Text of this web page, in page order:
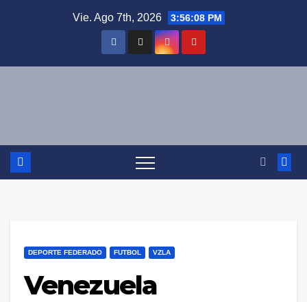
Vie. Ago 7th, 2026 3:56:08 PM
DEPORTE FEDERADO FUTBOL VZLA
Venezuela